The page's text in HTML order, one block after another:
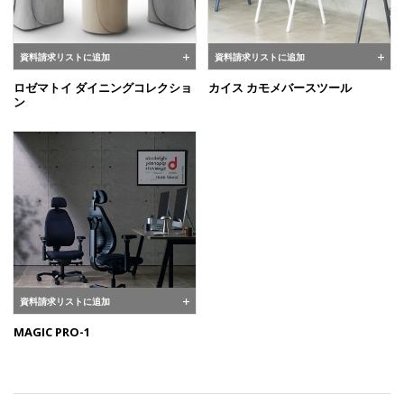
資料請求リストに追加
ロゼマトイ ダイニングコレクショ
ン
資料請求リストに追加
カイス カモメバースツール
資料請求リストに追加
MAGIC PRO-1